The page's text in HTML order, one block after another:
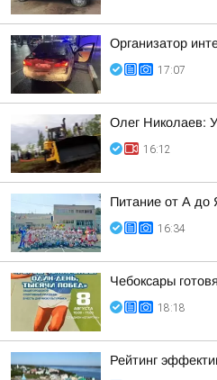
Организатор
17:07
Олег Николаев:
16:12
Питание от А до
16:34
Чебоксары
18:18
Рейтинг